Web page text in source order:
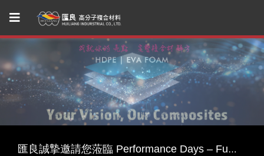
匯良邀您一同參與Performance Days Munich--探索永續機能紡織創新！